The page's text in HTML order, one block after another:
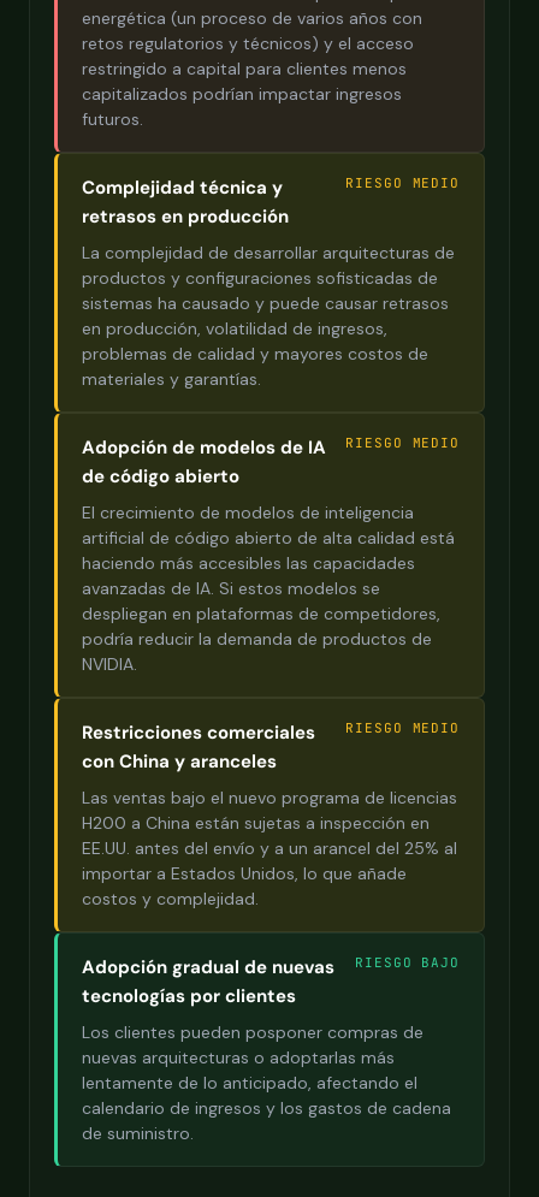
energética (un proceso de varios años con
retos regulatorios y técnicos) y el acceso
restringido a capital para clientes menos
capitalizados podrían impactar ingresos
futuros.
Complejidad técnica y
retrasos en producción
RIESGO MEDIO
La complejidad de desarrollar arquitecturas de
productos y configuraciones sofisticadas de
sistemas ha causado y puede causar retrasos
en producción, volatilidad de ingresos,
problemas de calidad y mayores costos de
materiales y garantías.
Adopción de modelos de IA
de código abierto
RIESGO MEDIO
El crecimiento de modelos de inteligencia
artificial de código abierto de alta calidad está
haciendo más accesibles las capacidades
avanzadas de IA. Si estos modelos se
despliegan en plataformas de competidores,
podría reducir la demanda de productos de
NVIDIA.
Restricciones comerciales
con China y aranceles
RIESGO MEDIO
Las ventas bajo el nuevo programa de licencias
H200 a China están sujetas a inspección en
EE.UU. antes del envío y a un arancel del 25% al
importar a Estados Unidos, lo que añade
costos y complejidad.
Adopción gradual de nuevas
tecnologías por clientes
RIESGO BAJO
Los clientes pueden posponer compras de
nuevas arquitecturas o adoptarlas más
lentamente de lo anticipado, afectando el
calendario de ingresos y los gastos de cadena
de suministro.